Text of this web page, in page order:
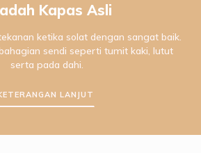
Kapas Asli
ketika solat dengan sangat baik.
sendi seperti tumit kaki, lutut
serta pada dahi.
LANJUT